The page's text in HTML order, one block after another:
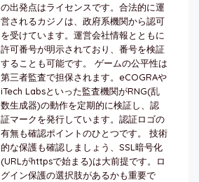
の出発点はライセンスです。合法的に運
営されるカジノは、政府系機関から認可
を受けています。運営会社情報とともに
許可番号が明示されており、番号を検証
することも可能です。 ゲームの公平性は
第三者監査で担保されます。eCOGRAや
iTech Labsといった監査機関がRNG(乱
数生成器)の動作を定期的に検証し、認
証マークを発行しています。認証ロゴの
有無も確認ポイントのひとつです。 技術
的な保護も確認しましょう、SSL暗号化
(URLがhttpsで始まる)は大前提です。ロ
グイン保護の選択肢があるかも重要で